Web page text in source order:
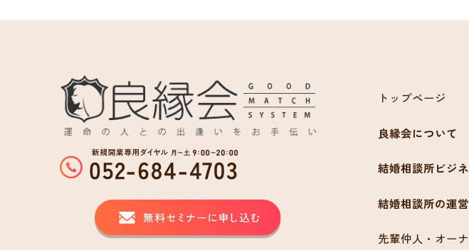
トップページ
良縁会について
結婚相談所ビジ
結婚相談所の運
先輩仲人・オー